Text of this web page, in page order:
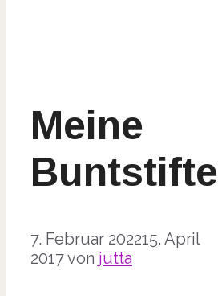
Meine
Buntstifte
7. Februar 202215. April
2017von jutta